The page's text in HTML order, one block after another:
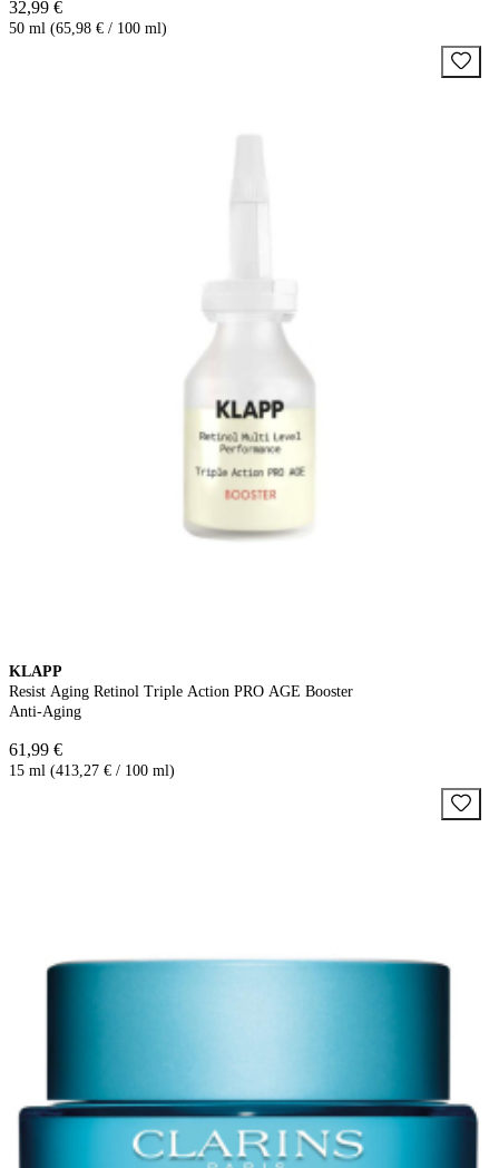
32,99 €
50 ml (65,98 € / 100 ml)
KLAPP
Resist Aging Retinol Triple Action PRO AGE Booster
Anti-Aging
61,99 €
15 ml (413,27 € / 100 ml)